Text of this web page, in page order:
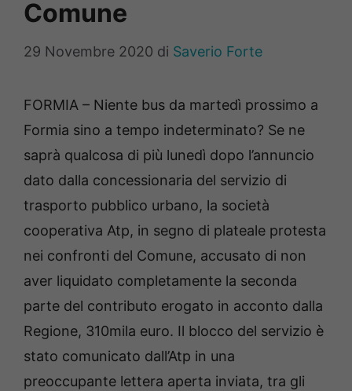
Comune
29 Novembre 2020 di Saverio Forte
FORMIA – Niente bus da martedì prossimo a
Formia sino a tempo indeterminato? Se ne
saprà qualcosa di più lunedì dopo l’annuncio
dato dalla concessionaria del servizio di
trasporto pubblico urbano, la società
cooperativa Atp, in segno di plateale protesta
nei confronti del Comune, accusato di non
aver liquidato completamente la seconda
parte del contributo erogato in acconto dalla
Regione, 310mila euro. Il blocco del servizio è
stato comunicato dall’Atp in una
preoccupante lettera aperta inviata, tra gli